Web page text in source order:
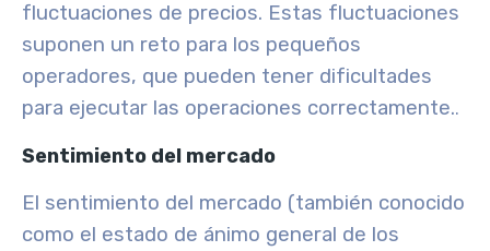
fluctuaciones de precios. Estas fluctuaciones
suponen un reto para los pequeños
operadores, que pueden tener dificultades
para ejecutar las operaciones correctamente..
Sentimiento del mercado
El sentimiento del mercado (también conocido
como el estado de ánimo general de los